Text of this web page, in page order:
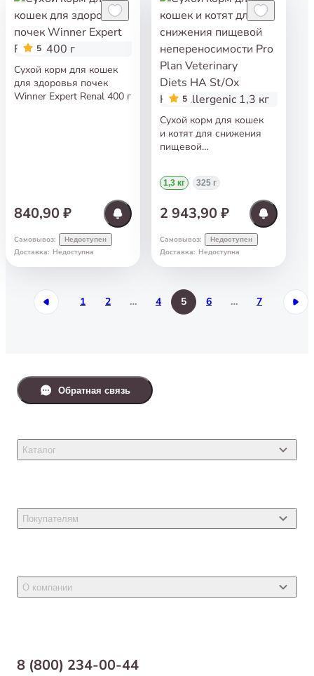
5
Сухой корм для кошек
для здоровья почек
Winner Expert Renal 400 г
840,90 ₽
Самовывоз: Недоступен
Доставка: Недоступна
5
Сухой корм для кошек
и котят для снижения
пищевой
Plan Veterinary Diets HA
St/Ox Hypoallergenic
1,3 кг 325 г
2 943,90 ₽
Самовывоз: Недоступен
Доставка: Недоступна
1 2 … 4 5 6 … 7
8 (800) 234-00-44
Каталог
Товары для собак
Товары для птиц
Покупателям
Новости
Самовывоз
О компании
Обратная связь